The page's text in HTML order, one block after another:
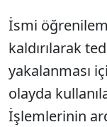
İsmi
kaldırılarak
yakalanması
olayda
İşlemlerinin